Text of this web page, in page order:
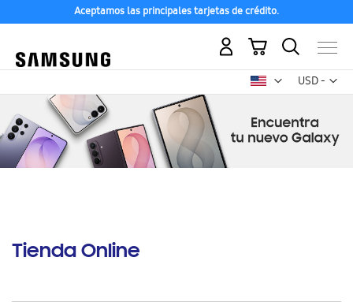
Aceptamos las principales tarjetas de crédito.
USD -
dólar
Mi carrito
Tienda Online